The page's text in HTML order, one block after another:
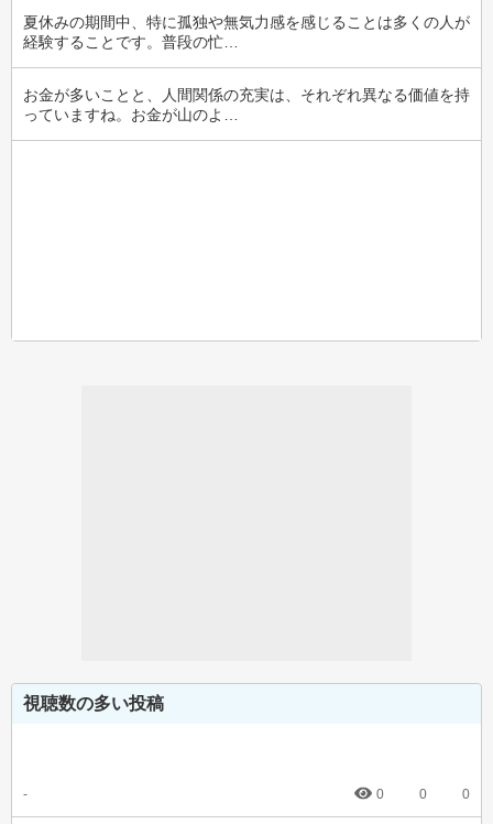
夏休みの期間中、特に孤独や無気力感を感じることは多くの人が
経験することです。普段の忙…
お金が多いことと、人間関係の充実は、それぞれ異なる価値を持
っていますね。お金が山のよ…
視聴数の多い投稿
- 0 0 0